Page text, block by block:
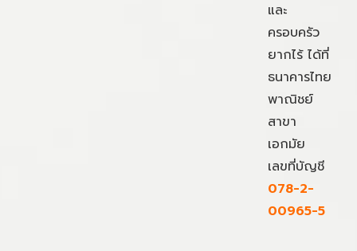
และ
ครอบครัว
ยากไร้ ได้ที่
ธนาคารไทย
พาณิชย์
สาขา
เอกมัย
เลขที่บัญชี
078-2-
00965-5